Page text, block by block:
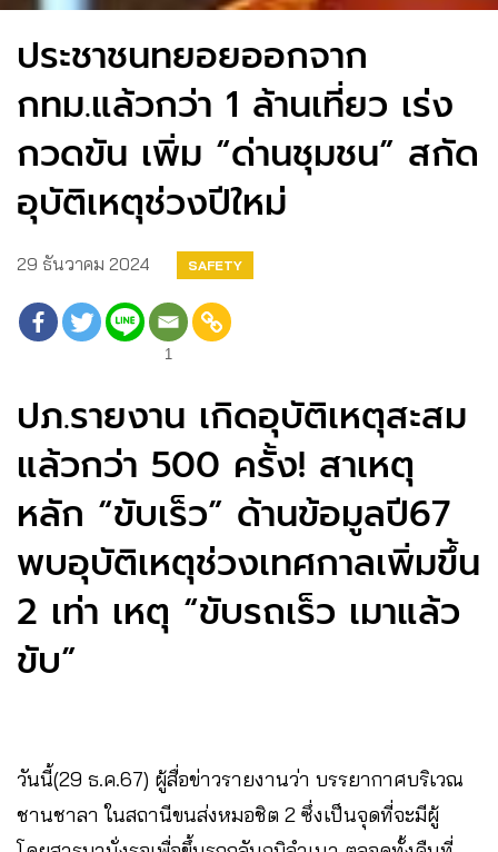
ประชาชนทยอยออกจาก
กทม.แล้วกว่า 1 ล้านเที่ยว เร่ง
กวดขัน เพิ่ม “ด่านชุมชน” สกัด
อุบัติเหตุช่วงปีใหม่
29 ธันวาคม 2024 SAFETY
1
ปภ.รายงาน เกิดอุบัติเหตุสะสม
แล้วกว่า 500 ครั้ง! สาเหตุ
หลัก “ขับเร็ว” ด้านข้อมูลปี67
พบอุบัติเหตุช่วงเทศกาลเพิ่มขึ้น
2 เท่า เหตุ “ขับรถเร็ว เมาแล้ว
ขับ”
วันนี้(29 ธ.ค.67) ผู้สื่อข่าวรายงานว่า บรรยากาศบริเวณ
ชานชาลา ในสถานีขนส่งหมอชิต 2 ซึ่งเป็นจุดที่จะมีผู้